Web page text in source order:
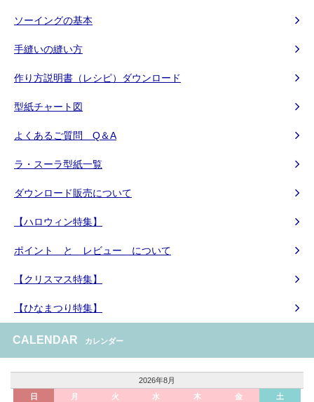
ソーイングの基本
手縫いの縫い方
作り方説明書（レシピ）ダウンロード
型紙チャート図
よくあるご質問 Q＆A
ラ・スーラ型紙一覧
ダウンロード販売について
【ハロウィン特集】
ポイント と レビュー について
【クリスマス特集】
【ひなまつり特集】
CALENDAR カレンダー
2026年8月
日
月 火 水 木 金 土